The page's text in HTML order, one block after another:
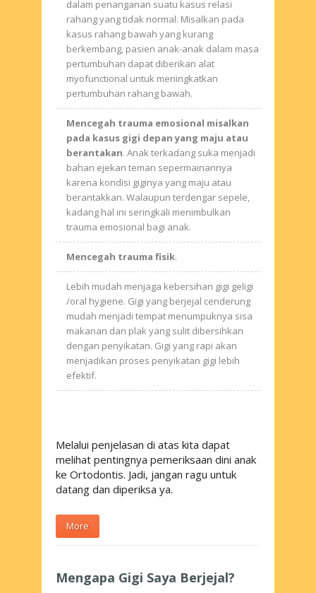
dalam penanganan suatu kasus relasi
rahang yang tidak normal. Misalkan pada
kasus rahang bawah yang kurang
berkembang, pasien anak-anak dalam masa
pertumbuhan dapat diberikan alat
myofunctional untuk meningkatkan
pertumbuhan rahang bawah.
Mencegah trauma emosional misalkan
pada kasus gigi depan yang maju atau
berantakan. Anak terkadang suka menjadi
bahan ejekan teman sepermainannya
karena kondisi giginya yang maju atau
berantakkan. Walaupun terdengar sepele,
kadang hal ini seringkali menimbulkan
trauma emosional bagi anak.
Mencegah trauma fisik.
Lebih mudah menjaga kebersihan gigi geligi
/oral hygiene. Gigi yang berjejal cenderung
mudah menjadi tempat menumpuknya sisa
makanan dan plak yang sulit dibersihkan
dengan penyikatan. Gigi yang rapi akan
menjadikan proses penyikatan gigi lebih
efektif.
Melalui penjelasan di atas kita dapat
melihat pentingnya pemeriksaan dini anak
ke Ortodontis. Jadi, jangan ragu untuk
datang dan diperiksa ya.
More
Mengapa Gigi Saya Berjejal?